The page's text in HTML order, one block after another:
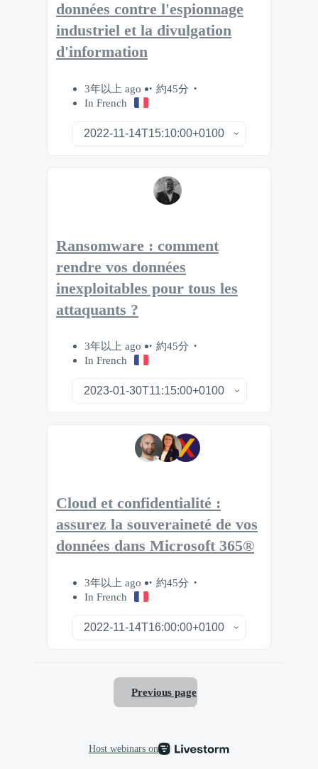
données contre l'espionnage
industriel et la divulgation
d'information
3年以上 ago
約45分
In French
Ransomware : comment
rendre vos données
inexploitables pour tous les
attaquants ?
3年以上 ago
約45分
In French
Cloud et confidentialité :
assurez la souveraineté de vos
données dans Microsoft 365®
3年以上 ago
約45分
In French
Previous page
Host webinars on